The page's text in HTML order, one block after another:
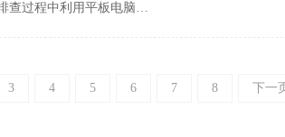
查过程中利用平板电脑…
3 4 5 6 7 8 下一